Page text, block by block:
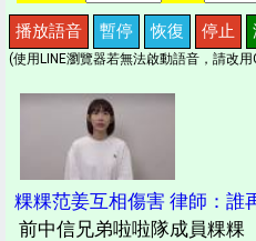
播放語音 暫停 恢復 停止
(使用LINE瀏覽器若無法啟動語音，請改
粿粿范姜互相傷害 律師：誰
前中信兄弟啦啦隊成員粿粿